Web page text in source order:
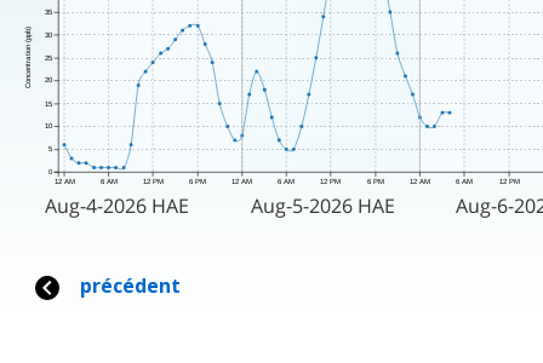
12 AM 6 AM 12 PM 6 PM 12 AM 6 AM 12 PM 6 PM 12 AM 6 AM 12 PM
Concentration (ppb)
0
5
10
15
20
25
30
35
Aug-4-2026 HAE Aug-5-2026 HAE Aug-6-
précédent